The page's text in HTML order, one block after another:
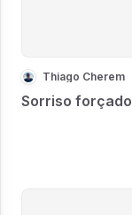
Thiago Cherem
Sorriso forçado